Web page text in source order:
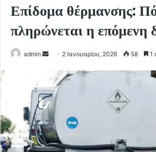
Επίδομα θέρμανσης:
πληρώνεται η επόμενη
admin
Send
email
2 Ιανουαρίου, 2026 58 1